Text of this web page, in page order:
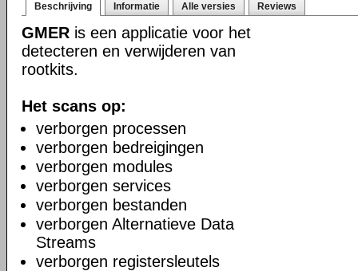
Beschrijving Informatie Alle versies Reviews
GMER is een applicatie voor het
detecteren en verwijderen van
rootkits.
Het scans op:
verborgen processen
verborgen bedreigingen
verborgen modules
verborgen services
verborgen bestanden
verborgen Alternatieve Data
Streams
verborgen registersleutels